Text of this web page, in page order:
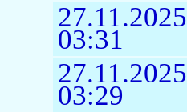
27.11.2025
03:31
27.11.2025
03:29